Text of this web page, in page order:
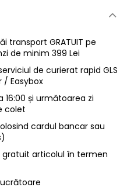
transport GRATUIT pe
de minim 399 Lei
de curierat rapid GLS
/ Easybox
și următoarea zi
colet
cardul bancar sau
gratuit articolul în termen